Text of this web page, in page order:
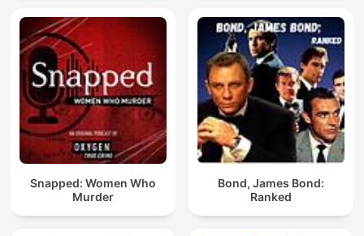
Snapped: Women Who
Murder
Bond, James Bond:
Ranked